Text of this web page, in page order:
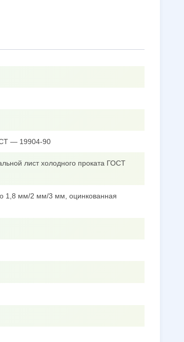
— 19904-90
лист холодного проката ГОСТ
1,8 мм/2 мм/3 мм, оцинкованная